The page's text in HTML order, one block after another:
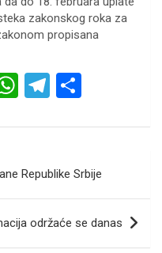
zakonskog roka za
propisana
W
at
s
A
p
p
T
e
gr
a
m
ar
e
Republike Srbije
održaće se danas